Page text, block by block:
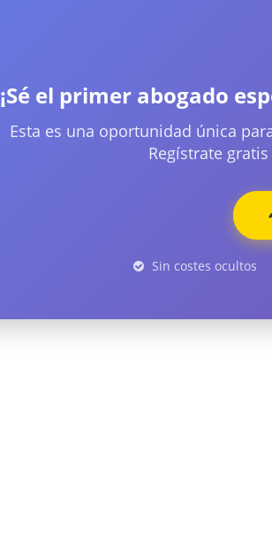
¡Sé el primer abogado
Esta es una oportunidad única
Regístrate
Sin costes ocultos